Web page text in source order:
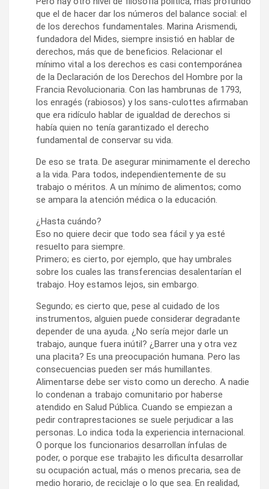
que el de hacer dar los números del balance social: el
de los derechos fundamentales. Marina Arismendi,
fundadora del Mides, siempre insistió en hablar de
derechos, más que de beneficios. Relacionar el
mínimo vital a los derechos es casi contemporánea
de la Declaración de los Derechos del Hombre por la
Francia Revolucionaria. Con las hambrunas de 1793,
los enragés (rabiosos) y los sans-culottes afirmaban
que era ridículo hablar de igualdad de derechos si
había quien no tenía garantizado el derecho
fundamental de conservar su vida.
De eso se trata. De asegurar minimamente el derecho
a la vida. Para todos, independientemente de su
trabajo o méritos. A un mínimo de alimentos; como
se ampara la atención médica o la educación.
¿Hasta cuándo?
Eso no quiere decir que todo sea fácil y ya esté
resuelto para siempre.
Primero; es cierto, por ejemplo, que hay umbrales
sobre los cuales las transferencias desalentarían el
trabajo. Hoy estamos lejos, sin embargo.
Segundo; es cierto que, pese al cuidado de los
instrumentos, alguien puede considerar degradante
depender de una ayuda. ¿No sería mejor darle un
trabajo, aunque fuera inútil? ¿Barrer una y otra vez
una placita? Es una preocupación humana. Pero las
consecuencias pueden ser más humillantes.
Alimentarse debe ser visto como un derecho. A nadie
lo condenan a trabajo comunitario por haberse
atendido en Salud Pública. Cuando se empiezan a
pedir contraprestaciones se suele perjudicar a las
personas. Lo indica toda la experiencia internacional.
O porque los funcionarios desarrollan ínfulas de
poder, o porque ese trabajito les dificulta desarrollar
su ocupación actual, más o menos precaria, sea de
medio horario, de reciclaje o lo que sea. En realidad,